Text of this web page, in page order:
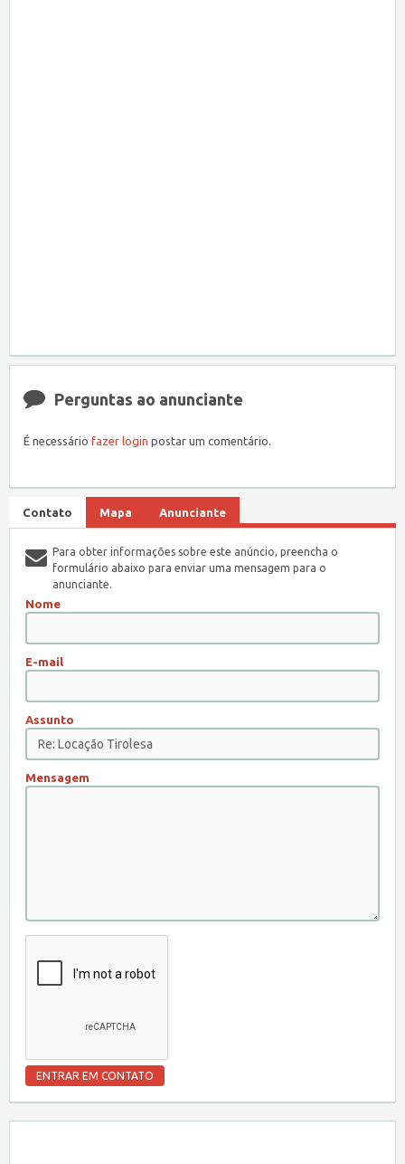
Perguntas ao anunciante
É necessário fazer login postar um comentário.
Contato Mapa Anunciante
Para obter informações sobre este anúncio, preencha o
formulário abaixo para enviar uma mensagem para o
anunciante.
Nome
E-mail
Assunto
Mensagem